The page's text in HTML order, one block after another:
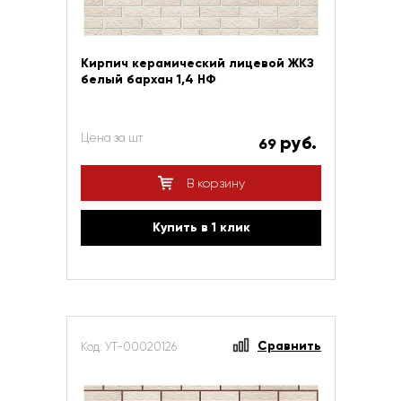
Кирпич керамический лицевой ЖКЗ
белый бархан 1,4 НФ
Цена за шт 69 руб.
В корзину
Купить в 1 клик
Код: УТ-00020126 Сравнить